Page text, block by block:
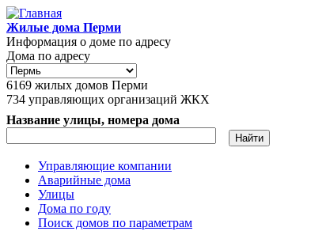
Перейти к основному содержанию
Жилые дома Перми
Информация о доме по адресу
Дома по адресу
6169 жилых домов Перми
734 управляющих организаций ЖКХ
Название улицы, номера дома
Главное меню
Управляющие компании
Аварийные дома
Улицы
Дома по году
Поиск домов по параметрам